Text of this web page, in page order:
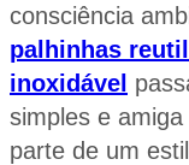
consciência
palhinhas
inoxidável
simples e
parte de um